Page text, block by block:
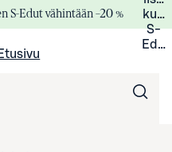
S-Edut vähintään –20 %
S-
Etusivu